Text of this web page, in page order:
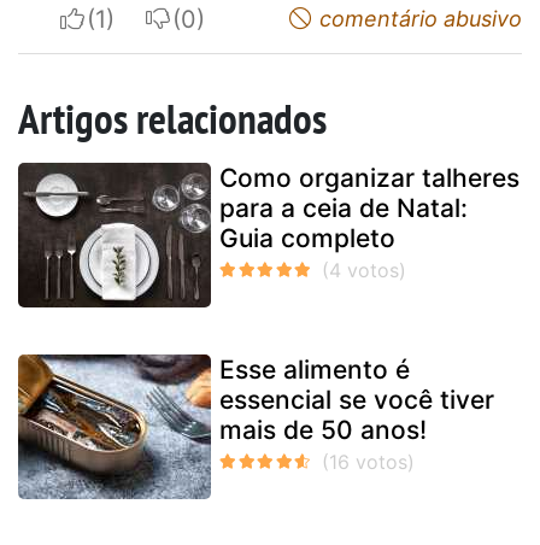
I apreciateI do not appreciatecomentário abusivo
Artigos relacionados
Como organizar talheres
para a ceia de Natal:
Guia completo
Esse alimento é
essencial se você tiver
mais de 50 anos!